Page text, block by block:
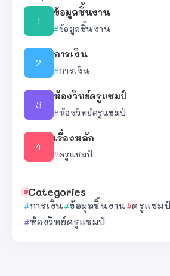
ข้อมูลชิ้นงาน
ข้อมูลชิ้นงาน
การเงิน
การเงิน
ห้องวิทย์ครูแชมป์
ห้องวิทย์ครูแชมป์
เรื่องหลัก
ครูแชมป์
Categories
การเงิน ข้อมูลชิ้นงาน ครูแชมป์
ห้องวิทย์ครูแชมป์